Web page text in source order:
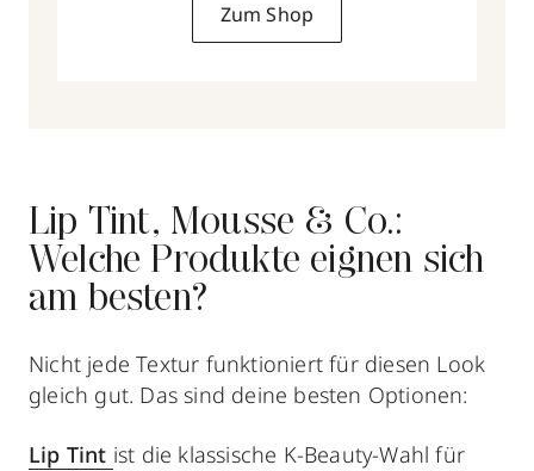
Zum Shop
Lip Tint, Mousse & Co.:
Welche Produkte eignen sich
am besten?
Nicht jede Textur funktioniert für diesen Look
gleich gut. Das sind deine besten Optionen:
Lip Tint ist die klassische K-Beauty-Wahl für